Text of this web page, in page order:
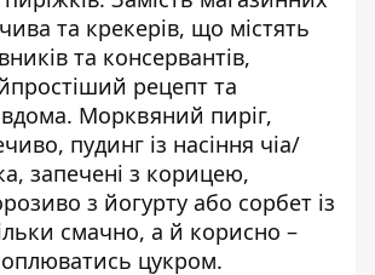
та крекерів, що містять
та консервантів,
рецепт та
Морквяний пиріг,
пудинг із насіння чіа/
запечені з корицею,
з йогурту або сорбет із
смачно, а й корисно –
цукром.